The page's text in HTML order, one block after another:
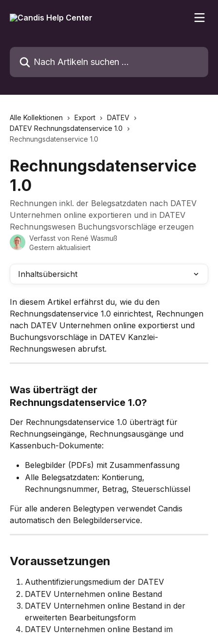
Nach Artikeln suchen …
Alle Kollektionen Export
DATEV
DATEV Rechnungsdatenservice 1.0
Rechnungsdatenservice 1.0
Rechnungsdatenservice
1.0
Rechnungen inkl. der Belegsatzdaten nach DATEV
Unternehmen online exportieren und in DATEV
Rechnungswesen Buchungsvorschläge erzeugen
Verfasst von René Wasmuß
Gestern aktualisiert
Inhaltsübersicht
In diesem Artikel erfährst du, wie du den
Rechnungsdatenservice 1.0 einrichtest, Rechnungen
nach DATEV Unternehmen online exportierst und
Buchungsvorschläge in DATEV Kanzlei-
Rechnungswesen abrufst.
Was überträgt der
Rechnungsdatenservice 1.0?
Der Rechnungsdatenservice 1.0 überträgt für
Rechnungseingänge, Rechnungsausgänge und
Kassenbuch-Dokumente:
Belegbilder (PDFs) mit Zusammenfassung
Alle Belegsatzdaten: Kontierung,
Rechnungsnummer, Betrag, Steuerschlüssel
Für alle anderen Belegtypen verwendet Candis
automatisch den Belegbilderservice.
Voraussetzungen
Authentifizierungsmedium der DATEV
DATEV Unternehmen online Bestand
DATEV Unternehmen online Bestand in der
erweiterten Bearbeitungsform
DATEV Unternehmen online Bestand im